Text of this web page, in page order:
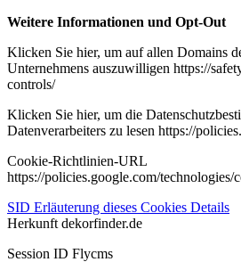
Weitere Informationen und Opt-Out
Klicken Sie hier, um auf allen Domains
Unternehmens auszuwilligen https://
controls/
Klicken Sie hier, um die
Datenverarbeiters zu lesen https://
Cookie-Richtlinien-URL
https://policies.google.com/technologies/
SID Erläuterung dieses Cookies Details
Herkunft dekorfinder.de
Session ID Flycms